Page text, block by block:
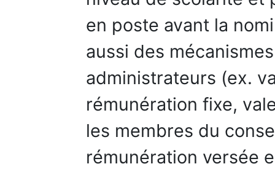
en poste avant la
aussi des
administrateurs (ex.
rémunération fixe,
les membres du
rémunération versée